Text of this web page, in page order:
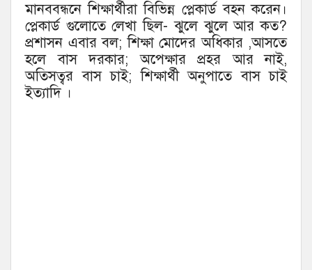
মানববন্ধনে শিক্ষার্থীরা বিভিন্ন প্লেকার্ড বহন করেন।
প্লেকার্ড গুলোতে লেখা ছিল- ঝুলে ঝুলে আর কত?
প্রশাসন এবার বল; শিক্ষা মোদের অধিকার ,আসতে
হলে বাস দরকার; অপেক্ষার প্রহর আর নাই,
অতিসত্বর বাস চাই; শিক্ষার্থী অনুপাতে বাস চাই
ইত্যাদি ।